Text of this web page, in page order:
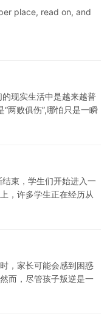
place, read on, and
现实生活中是越来越普
两败俱伤”,哪怕只是一瞬
束，学生们开始进入一
，许多学生正在经历从
，家长可能会感到困惑
而，尽管孩子叛逆是一